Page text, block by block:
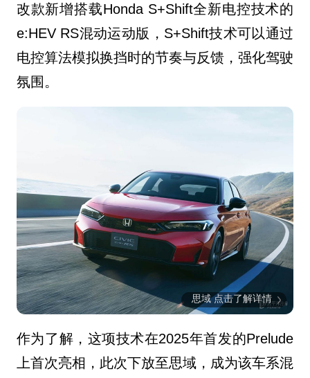
改款新增搭载Honda S+Shift全新电控技术的
e:HEV RS混动运动版，S+Shift技术可以通过
电控算法模拟换挡时的节奏与反馈 ，强化驾驶
氛围。
思域 点击了解详情
作为了解， 这项技术在2025年首发的Prelude
上首次亮相，此次下放至思域，成为该车系混